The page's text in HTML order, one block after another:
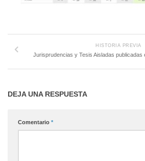
HISTORIA PREVIA
Jurisprudencias y Tesis Aisladas publicadas
DEJA UNA RESPUESTA
Comentario *